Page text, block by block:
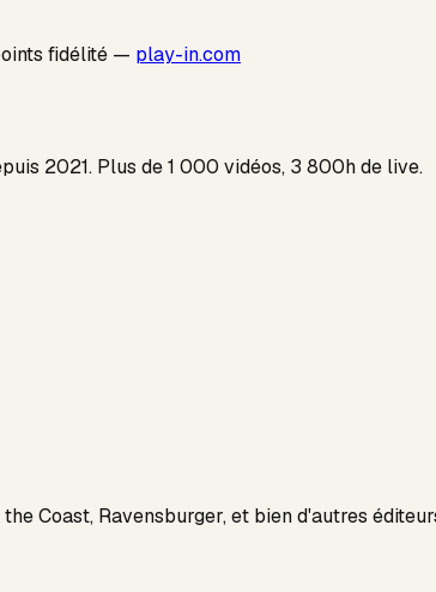
fidélité — play-in.com
2021. Plus de 1 000 vidéos, 3 800h de live.
Coast, Ravensburger, et bien d'autres